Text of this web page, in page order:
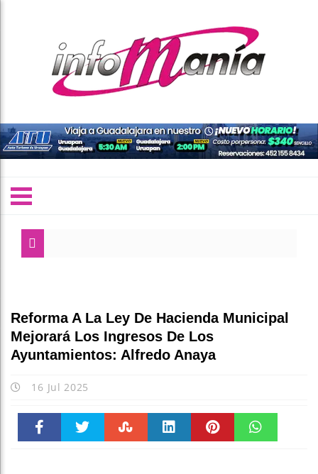
Reforma A La Ley De Hacienda Municipal
Mejorará Los Ingresos De Los
Ayuntamientos: Alfredo Anaya
16 Jul 2025